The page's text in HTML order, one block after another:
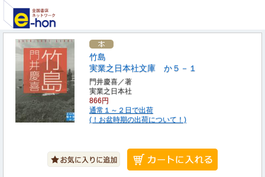
竹島
実業之日本社文庫 か５－１
門井慶喜／著
実業之日本社
866円
通常１～２日で出荷
(！お盆時期の出荷について！)